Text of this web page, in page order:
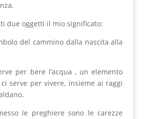
due oggetti il mio significato:
del cammino dalla nascita alla
per bere l’acqua , un elemento
serve per vivere, insieme ai raggi
le preghiere sono le carezze